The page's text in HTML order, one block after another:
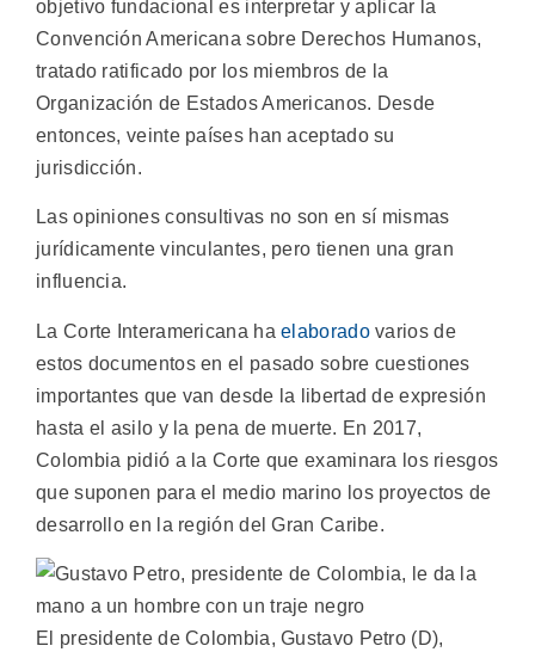
objetivo fundacional es interpretar y aplicar la
Convención Americana sobre Derechos Humanos,
tratado ratificado por los miembros de la
Organización de Estados Americanos. Desde
entonces, veinte países han aceptado su
jurisdicción.
Las opiniones consultivas no son en sí mismas
jurídicamente vinculantes, pero tienen una gran
influencia.
La Corte Interamericana haelaboradovarios de
estos documentos en el pasado sobre cuestiones
importantes que van desde la libertad de expresión
hasta el asilo y la pena de muerte. En 2017,
Colombia pidió a la Corte que examinara los riesgos
que suponen para el medio marino los proyectos de
desarrollo en la región del Gran Caribe.
El presidente de Colombia, Gustavo Petro (D),